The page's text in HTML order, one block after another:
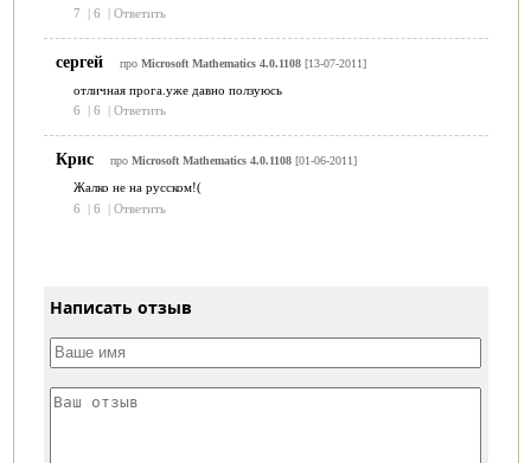
7
| 6 | Ответить
сергей про Microsoft Mathematics 4.0.1108[13-07-2011]
отличная прога.уже давно ползуюсь
6
| 6 | Ответить
Крис про Microsoft Mathematics 4.0.1108[01-06-2011]
Жалко не на русском!(
6
| 6 | Ответить
Написать отзыв